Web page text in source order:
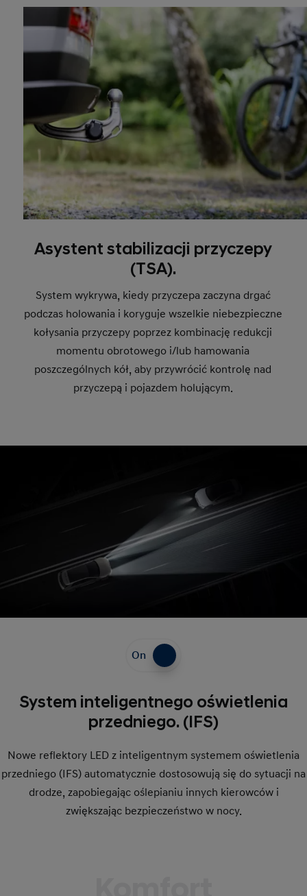
Asystent stabilizacji przyczepy
(TSA).
System wykrywa, kiedy przyczepa zaczyna drgać
podczas holowania i koryguje wszelkie niebezpieczne
kołysania przyczepy poprzez kombinację redukcji
momentu obrotowego i/lub hamowania
poszczególnych kół, aby przywrócić kontrolę nad
przyczepą i pojazdem holującym.
System inteligentnego oświetlenia
przedniego. (IFS)
Nowe reflektory LED z inteligentnym systemem oświetlenia
przedniego (IFS) automatycznie dostosowują się do sytuacji na
drodze, zapobiegając oślepianiu innych kierowców i
zwiększając bezpieczeństwo w nocy.
On